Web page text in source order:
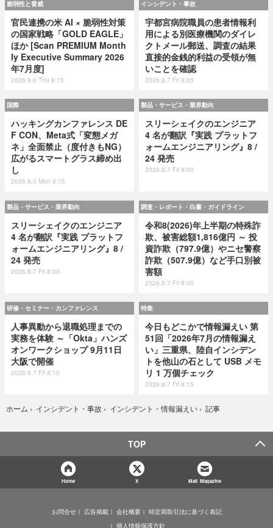
脆弱性と脅威
官民連携の米 AI × 脆弱性対策
の国家戦略「GOLD EAGLE」
ほか [Scan PREMIUM Month
ly Executive Summary 2026
年7月度]
2026.8.6 Thu 8:15
インシデント・事故
宇都宮病院職員の患者情報利
用による別医療機関のダイレ
クトメール郵送、調査の結果
直接的金銭的利益の受領が無
いことを確認
2026.8.7 Fri 8:05
国際
ハッキングカンファレンス DE
F CON、Meta式「変態メガ
ネ」全面禁止（度付きもNG）
広がるスマートグラス締め出
し
2026.8.3 Mon 8:15
製品・サービス・業界動向
スリーシェイクのエンジニア
4 名が翻訳『実践 プラットフ
ォームエンジニアリング』8 /
24 発売
2026.8.7 Fri 8:00
製品・サービス・業界動向
スリーシェイクのエンジニア
4 名が翻訳『実践 プラットフ
ォームエンジニアリング』8 /
24 発売
2026.8.7 Fri 8:00
調査・レポート・白書・ガイドライン
令和8(2026)年上半期の特殊詐
欺、被害総額1,816億円 ～ 投
資詐欺（797.9億）やニセ警察
詐欺（507.9億）など手口別被
害額
2026.8.7 Fri 8:00
研修・セミナー・カンファレンス
人事異動から退職処理までの
実務を体験 ～「Okta」ハンズ
オンワークショップ 9月11日
大阪で開催
2026.8.7 Fri 8:10
特集
今日もどこかで情報漏えい 第
51回「2026年7月の情報漏え
い」三重県、陸自インシデン
トを他山の石として USB メモ
リ 1 万個チェック
2026.8.7 Fri 8:15
ホーム › インシデント・事故 › インシデント・情報漏えい › 記事
TOP
Home X Mail Magazine
お問合せ 広告掲載 会社概要
特定商取引法に基づく表記
個人情報保護方針